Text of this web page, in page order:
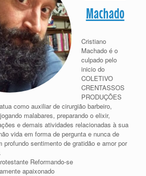
Machado
Cristiano
Machado é o
culpado pelo
inicio do
COLETIVO
CRENTASSOS
PRODUÇÕES
como auxiliar de cirurgião barbeiro,
malabares, preparando o elixir,
e demais atividades relacionadas à sua
vida em forma de pergunta e nunca de
profundo sentimento de gratidão e amor por
Reformando-se
apaixonado